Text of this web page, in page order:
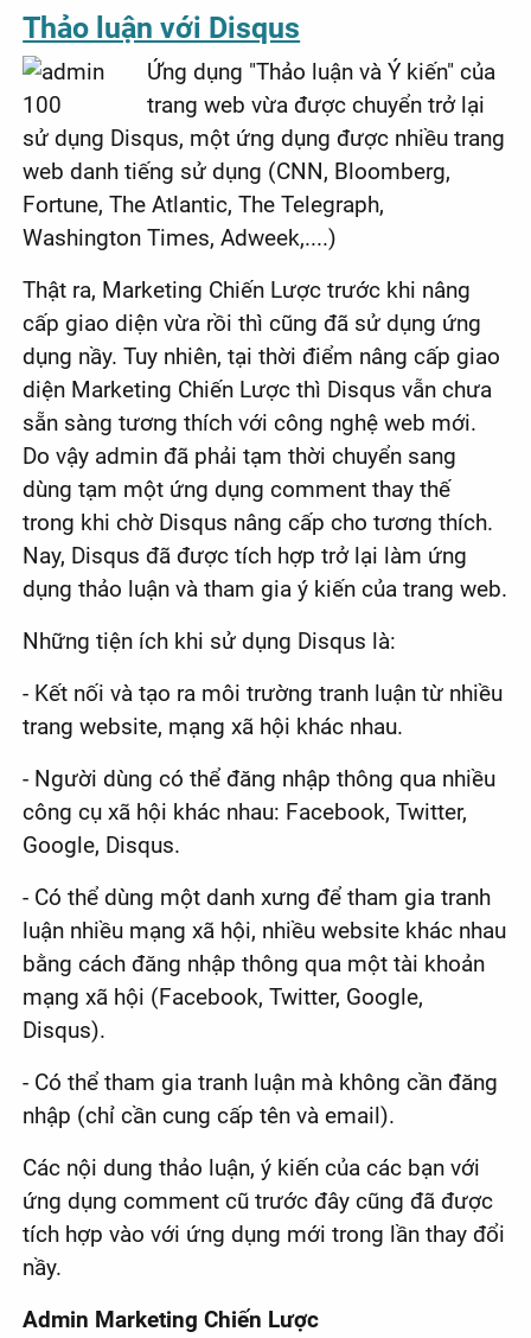
Thảo luận với Disqus
Ứng dụng "Thảo luận và Ý kiến" của
trang web vừa được chuyển trở lại
sử dụng Disqus, một ứng dụng được nhiều trang
web danh tiếng sử dụng (CNN, Bloomberg,
Fortune, The Atlantic, The Telegraph,
Washington Times, Adweek,....)
Thật ra, Marketing Chiến Lược trước khi nâng
cấp giao diện vừa rồi thì cũng đã sử dụng ứng
dụng nầy. Tuy nhiên, tại thời điểm nâng cấp giao
diện Marketing Chiến Lược thì Disqus vẫn chưa
sẵn sàng tương thích với công nghệ web mới.
Do vậy admin đã phải tạm thời chuyển sang
dùng tạm một ứng dụng comment thay thế
trong khi chờ Disqus nâng cấp cho tương thích.
Nay, Disqus đã được tích hợp trở lại làm ứng
dụng thảo luận và tham gia ý kiến của trang web.
Những tiện ích khi sử dụng Disqus là:
- Kết nối và tạo ra môi trường tranh luận từ nhiều
trang website, mạng xã hội khác nhau.
- Người dùng có thể đăng nhập thông qua nhiều
công cụ xã hội khác nhau: Facebook, Twitter,
Google, Disqus.
- Có thể dùng một danh xưng để tham gia tranh
luận nhiều mạng xã hội, nhiều website khác nhau
bằng cách đăng nhập thông qua một tài khoản
mạng xã hội (Facebook, Twitter, Google,
Disqus).
- Có thể tham gia tranh luận mà không cần đăng
nhập (chỉ cần cung cấp tên và email).
Các nội dung thảo luận, ý kiến của các bạn với
ứng dụng comment cũ trước đây cũng đã được
tích hợp vào với ứng dụng mới trong lần thay đổi
nầy.
Admin Marketing Chiến Lược